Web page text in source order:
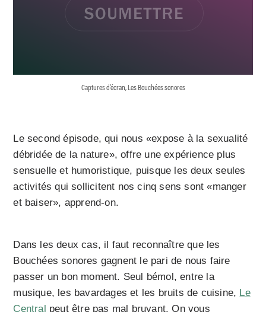
Captures d’écran, Les Bouchées sonores
Le second épisode, qui nous «expose à la sexualité
débridée de la nature», offre une expérience plus
sensuelle et humoristique, puisque les deux seules
activités qui sollicitent nos cinq sens sont «manger
et baiser», apprend-on.
Dans les deux cas, il faut reconnaître que les
Bouchées sonores gagnent le pari de nous faire
passer un bon moment. Seul bémol, entre la
musique, les bavardages et les bruits de cuisine, Le
Central peut être pas mal bruyant. On vous